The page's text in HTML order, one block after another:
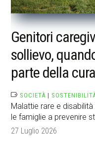
Genitori
sollievo,
parte della cura
SOCIETÀ |
Malattie rare e
le famiglie a prevenire
27 Luglio 2026